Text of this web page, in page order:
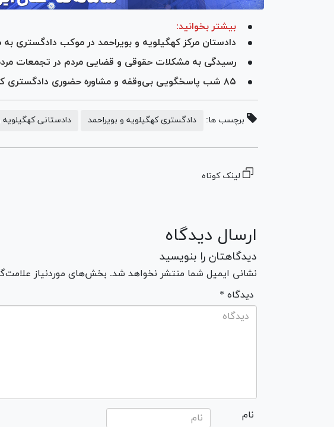
بیشتر بخوانید:
دادستان مرکز کهگیلویه و بویراحمد در موکب دادگستری
رسیدگی به مشکلات حقوقی و قضایی مردم در تجمعات
۸۵ شب پاسخگویی بی‌وقفه و مشاوره حضوری دادگستری کهگیلویه و بویراحمد به شهروندان
برچسب ها: دادگستری کهگیلویه و بویراحمد دادستانی کهگیلویه
لینک کوتاه
ارسال دیدگاه
دیدگاهتان را بنویسید
نشانی ایمیل شما منتشر نخواهد شد. بخش‌های موردنیاز
* دیدگاه
نام